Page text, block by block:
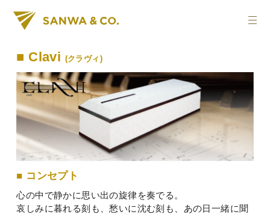
■ Clavi (クラヴィ)
■ コンセプト
心の中で静かに思い出の旋律を奏でる。
哀しみに暮れる刻も、愁いに沈む刻も、あの日一緒に聞